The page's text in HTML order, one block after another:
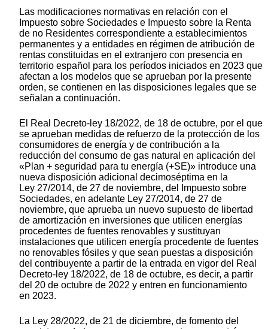
Las modificaciones normativas en relación con el
Impuesto sobre Sociedades e Impuesto sobre la Renta
de no Residentes correspondiente a establecimientos
permanentes y a entidades en régimen de atribución de
rentas constituidas en el extranjero con presencia en
territorio español para los períodos iniciados en 2023 que
afectan a los modelos que se aprueban por la presente
orden, se contienen en las disposiciones legales que se
señalan a continuación.
El Real Decreto-ley 18/2022, de 18 de octubre, por el que
se aprueban medidas de refuerzo de la protección de los
consumidores de energía y de contribución a la
reducción del consumo de gas natural en aplicación del
«Plan + seguridad para tu energía (+SE)» introduce una
nueva disposición adicional decimoséptima en la
Ley 27/2014, de 27 de noviembre, del Impuesto sobre
Sociedades, en adelante Ley 27/2014, de 27 de
noviembre, que aprueba un nuevo supuesto de libertad
de amortización en inversiones que utilicen energías
procedentes de fuentes renovables y sustituyan
instalaciones que utilicen energía procedente de fuentes
no renovables fósiles y que sean puestas a disposición
del contribuyente a partir de la entrada en vigor del Real
Decreto-ley 18/2022, de 18 de octubre, es decir, a partir
del 20 de octubre de 2022 y entren en funcionamiento
en 2023.
La Ley 28/2022, de 21 de diciembre, de fomento del